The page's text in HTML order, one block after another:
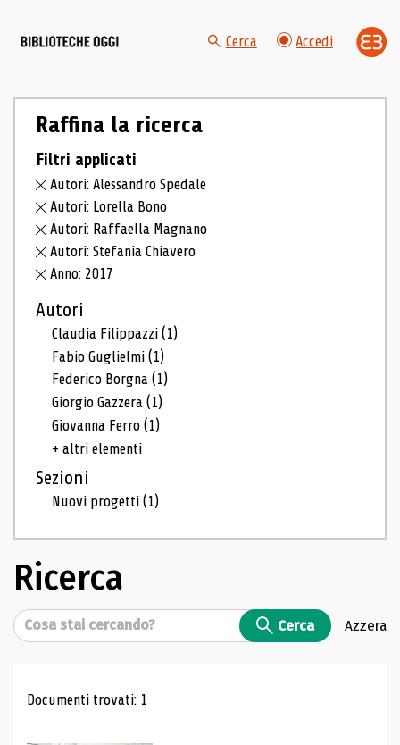
Cerca Accedi
Raffina la ricerca
Filtri applicati
Autori: Alessandro Spedale
Autori: Lorella Bono
Autori: Raffaella Magnano
Autori: Stefania Chiavero
Anno: 2017
Autori
Claudia Filippazzi(1)
Fabio Guglielmi(1)
Federico Borgna(1)
Giorgio Gazzera(1)
Giovanna Ferro(1)
+ altri elementi
Sezioni
Nuovi progetti(1)
Ricerca
Cerca Cerca Azzera
Risultati di ricerca
Documenti trovati: 1